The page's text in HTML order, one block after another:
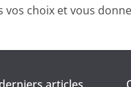
choix et vous